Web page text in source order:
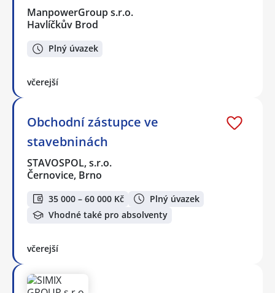
ManpowerGroup s.r.o.
Havlíčkův Brod
Plný úvazek
včerejší
Obchodní zástupce ve
stavebninách
STAVOSPOL, s.r.o.
Černovice, Brno
35 000 – 60 000 Kč
Plný úvazek
Vhodné také pro absolventy
včerejší